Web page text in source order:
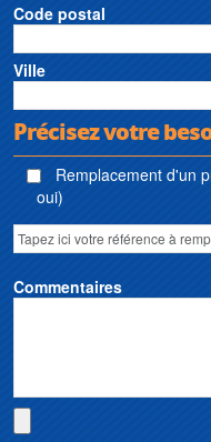
Code postal
Ville
Précisez votre
Remplacement d'un
oui)
Commentaires